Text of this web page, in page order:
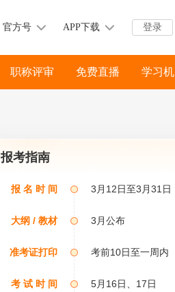
登录
官方号 APP下载
职称评审 免费直播 学习机
报考指南
报 名 时 间 3月12日至3月31日
大纲 / 教材 3月公布
准考证打印 考前10日至一周内
考 试 时 间 5月16日、17日